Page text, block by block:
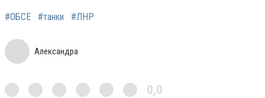
#ОБСЕ #танки #ЛНР
Александра
0,0